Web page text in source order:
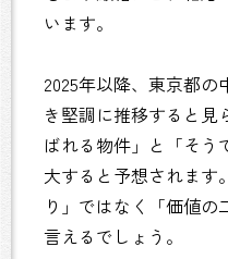
います。
2025年以降、東京都
き堅調に推移すると見
ばれる物件」と「そう
大すると予想されます
り」ではなく「価値の
言えるでしょう。